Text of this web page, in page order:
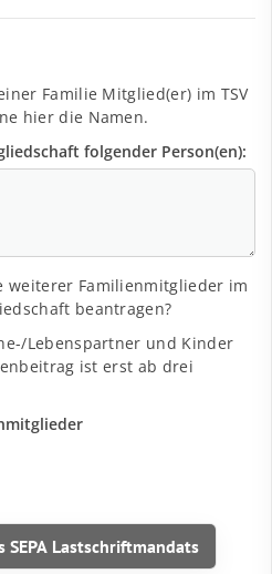
Familie Mitglied(er) im TSV
hier die Namen.
folgender Person(en):
weiterer Familienmitglieder im
beantragen?
Lebenspartner und Kinder
ist erst ab drei